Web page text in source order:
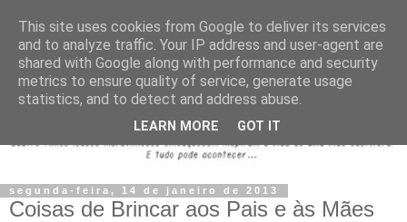
segunda-feira, 14 de janeiro de 2013
Coisas de Brincar aos Pais e às Mães
This site uses cookies from Google to deliver its services
and to analyze traffic. Your IP address and user-agent are
shared with Google along with performance and security
metrics to ensure quality of service, generate usage
statistics, and to detect and address abuse.
LEARN MORE GOT IT